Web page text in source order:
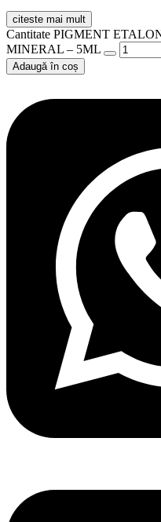
citeste mai mult
Cantitate PIGMENT
MINERAL – 5ML
Adaugă în coș